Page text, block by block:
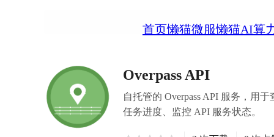
首页懒猫微服懒猫AI算
Overpass API
自托管的 Overpass API 服务，用
任务进度、监控 API 服务状态。